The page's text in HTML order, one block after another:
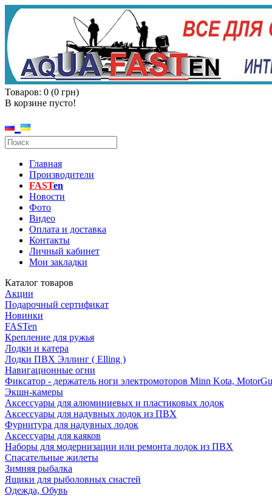
Товаров: 0 (0 грн)
В корзине пусто!
Главная
Производители
FASTen
Новости
Фото
Видео
Оплата и доставка
Контакты
Личный кабинет
Мои закладки
Каталог товаров
Акции
Подарочный сертификат
Новинки
FASTen
Крепление для ружья
Лодки и катера
Лодки ПВХ Эллинг ( Elling )
Навигационные огни
Фиксатор - держатель ноги электромоторов Minn Kota,
Экшн-камеры
Аксессуары для алюминиевых и пластиковых лодок
Аксессуары для надувных лодок из ПВХ
Фурнитура для надувных лодок
Аксессуары для каяков
Наборы для модернизации или ремонта лодок из ПВХ
Спасательные жилеты
Зимняя рыбалка
Ящики для рыболовных снастей
Одежда, Обувь